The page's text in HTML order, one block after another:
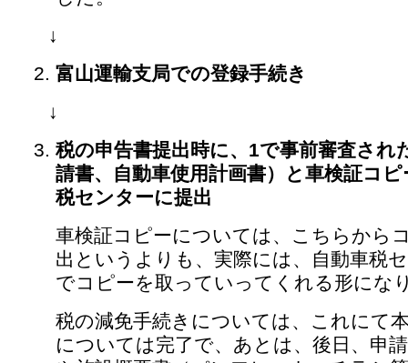
↓
富山運輸支局での登録手続き
↓
税の申告書提出時に、1で事前審査され
請書、自動車使用計画書）と車検証コ
税センターに提出
車検証コピーについては、こちらから
出というよりも、実際には、自動車税
でコピーを取っていってくれる形にな
税の減免手続きについては、これにて
については完了で、あとは、後日、申